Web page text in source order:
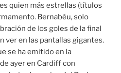
quien más estrellas (títulos
Bernabéu, solo
de los goles de la final
ver en las pantallas gigantes.
se ha emitido en la
ayer en Cardiff con